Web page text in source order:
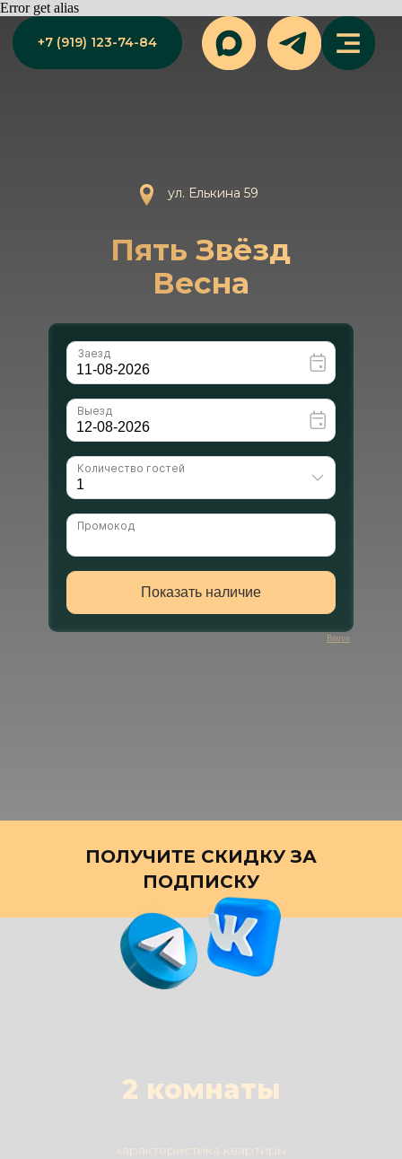
Error get alias
Пять Звёзд
Весна
ул. Елькина 59
Bnovo
ПОЛУЧИТЕ СКИДКУ ЗА
ПОДПИСКУ
2 комнаты
характеристика квартиры